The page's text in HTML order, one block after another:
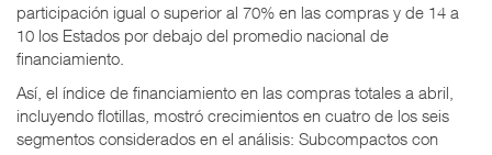
participación igual o superior al 70% en las compras y de 14 a
10 los Estados por debajo del promedio nacional de
financiamiento.
Así, el índice de financiamiento en las compras totales a abril,
incluyendo flotillas, mostró crecimientos en cuatro de los seis
segmentos considerados en el análisis: Subcompactos con